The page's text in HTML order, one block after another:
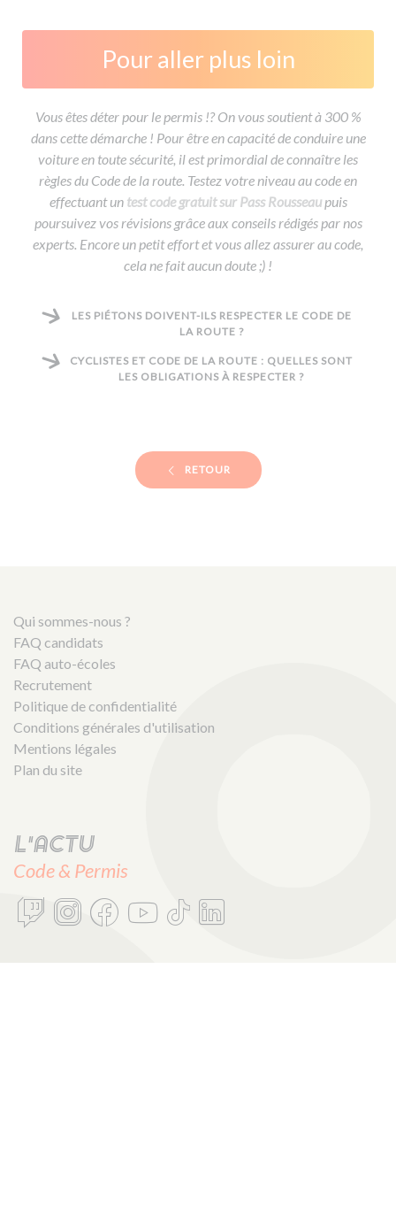
Pour aller plus loin
Vous êtes déter pour le permis !? On vous soutient à 300 %
dans cette démarche ! Pour être en capacité de conduire une
voiture en toute sécurité, il est primordial de connaître les
règles du Code de la route. Testez votre niveau au code en
effectuant un test code gratuit sur Pass Rousseaupuis
poursuivez vos révisions grâce aux conseils rédigés par nos
experts. Encore un petit effort et vous allez assurer au code,
cela ne fait aucun doute ;) !
LES PIÉTONS DOIVENT-ILS RESPECTER LE CODE DE
LA ROUTE ?
CYCLISTES ET CODE DE LA ROUTE : QUELLES SONT
LES OBLIGATIONS À RESPECTER ?
RETOUR
Qui sommes-nous ?
FAQ candidats
FAQ auto-écoles
Recrutement
Politique de confidentialité
Conditions générales d'utilisation
Mentions légales
Plan du site
L'actu
Code & Permis